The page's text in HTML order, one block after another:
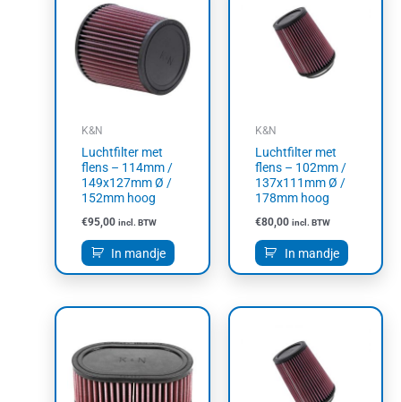
K&N
Luchtfilter met
flens – 114mm /
149x127mm Ø /
152mm hoog
€95,00 incl. BTW
In mandje
K&N
Luchtfilter met
flens – 102mm /
137x111mm Ø /
178mm hoog
€80,00 incl. BTW
In mandje